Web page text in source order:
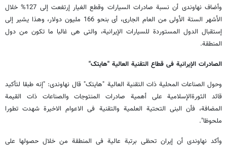
وأضاف نهاوندی أن نسبة صادرات السیارات وقطع الغیار إرتفعت إلى 127% خلال
الأشهر الستة الأولى من العام الجاری، أی بنحو 166 ملیون دولار، وهذا یشیر إلى
إستقبال الدول المستوردة للسیارات الإیرانیة، والتی هی غالبا ما تکون من دول
المنطقة.
الصادرات الإیرانیة فی قطاع التقنیة العالیة "هایتک"
وحول الصناعات المحلیة ذات التقنیة العالیة "هایتک" قال نهاوندی: "إنه طبقا لتأکید
قائد الثورةالإسلامیة على أهمیة صادرات المنتوجات والصناعات ذات القیمة
المضافة، فأن البنى التحتیة العلمیة والتقنیة فی الاعوام الاخیرة شهدت تطورا
ملحوظا".
وأکد نهاوندی أن إیران تحظى برتبة عالیة فی المنطقة من خلال حصولها على